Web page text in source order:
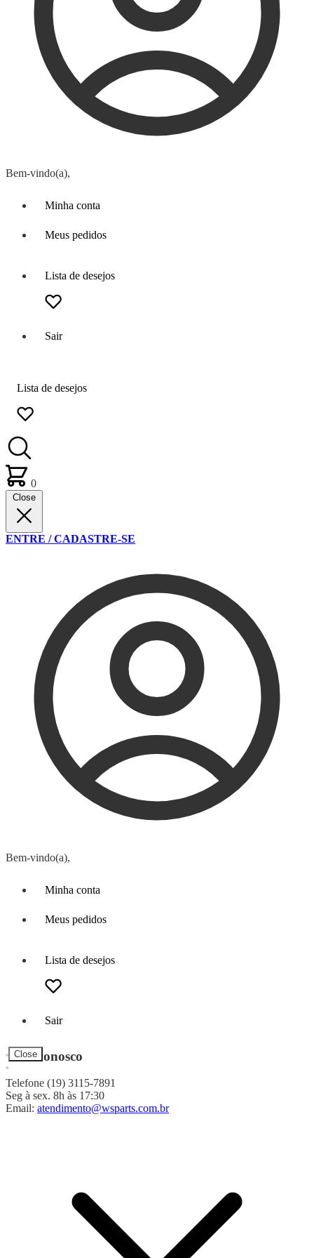
Bem-vindo(a),
Minha conta
Meus pedidos
Lista de desejos
Sair
Lista de desejos
0
Close
ENTRE / CADASTRE-SE
Bem-vindo(a),
Minha conta
Meus pedidos
Lista de desejos
Sair
Close
Fale Conosco
Telefone (19) 3115-7891
Seg à sex. 8h às 17:30
Email: atendimento@wsparts.com.br